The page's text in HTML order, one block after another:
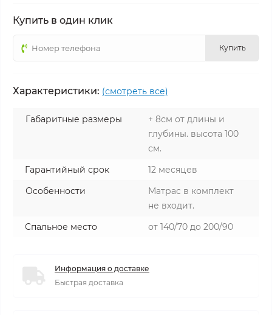
Купить в один клик
Купить
Характеристики: (смотреть все)
Габаритные размеры
+ 8см от длины и
глубины. высота 100
см.
Гарантийный срок
12 месяцев
Особенности
Матрас в комплект
не входит.
Спальное место
от 140/70 до 200/90
Информация о доставке
Быстрая доставка